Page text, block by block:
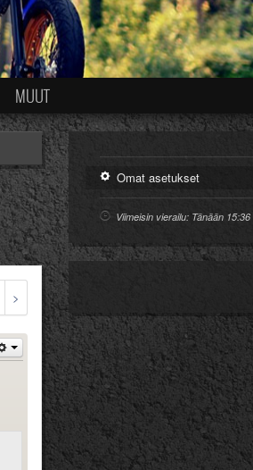
MUUT
>
Omat asetukset
Viimeisin vierailu: Tänään 15:36